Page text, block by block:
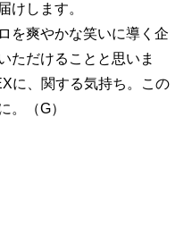
けします。
を爽やかな笑いに導く企
ただけることと思いま
に、関する気持ち。この
。（G）